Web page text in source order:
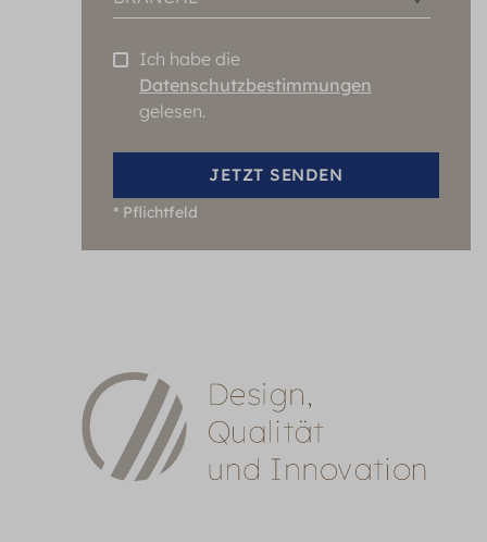
Ich habe die
Datenschutzbestimmungen
gelesen.
JETZT SENDEN
*Pflichtfeld